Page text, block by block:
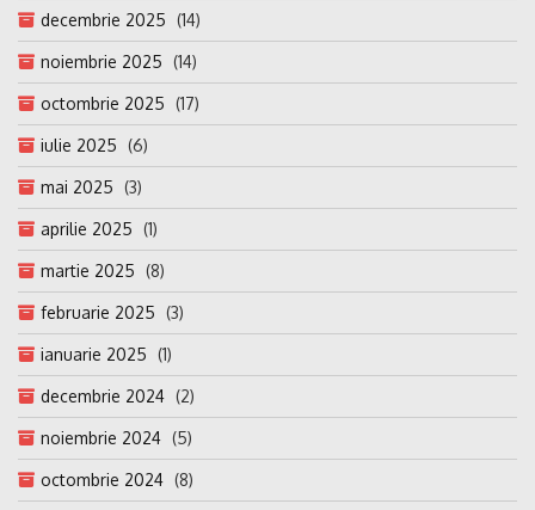
decembrie 2025 (14)
noiembrie 2025 (14)
octombrie 2025 (17)
iulie 2025 (6)
mai 2025 (3)
aprilie 2025 (1)
martie 2025 (8)
februarie 2025 (3)
ianuarie 2025 (1)
decembrie 2024 (2)
noiembrie 2024 (5)
octombrie 2024 (8)